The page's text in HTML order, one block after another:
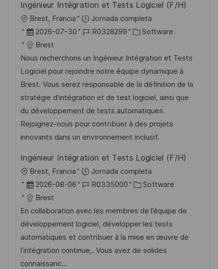
b
l
i
c
a
c
i
ó
n
o
Ingénieur Intégration et Tests Logiciel (F/H)
U
b
c
a
c
i
ó
n
Brest, Francia
Jornada completa
F
e
c
h
a
d
e
p
u
l
i
c
a
c
i
ó
n
2026-07-30
I
d
e
e
m
p
l
e
R0328299
C
t
e
g
o
r
í
a
Software
Brest
Nous recherchons un Ingénieur Intégration et Tests
Logiciel pour rejoindre notre équipe dynamique à
Brest. Vous serez responsable de la définition de la
stratégie d’intégration et de test logiciel, ainsi que
du développement de tests automatiques.
Rejoignez-nous pour contribuer à des projets
innovants dans un environnement inclusif.
Ingénieur Intégration et Tests Logiciel (F/H)
U
b
c
a
c
i
ó
Brest, Francia
Jornada completa
F
e
c
h
a
d
e
2026-08-06
I
d
e
e
m
R0335000
C
t
e
g
o
Software
Brest
En collaboration avec les membres de l’équipe de
développement logiciel, développer les tests
automatiques et contribuer à la mise en œuvre de
l’intégration continue,. Vous avez de solides
connaissanc...